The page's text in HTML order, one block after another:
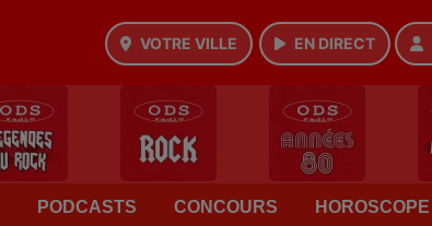
VOTRE VILLE EN DIRECT
PODCASTS CONCOURS HOROSCOPE